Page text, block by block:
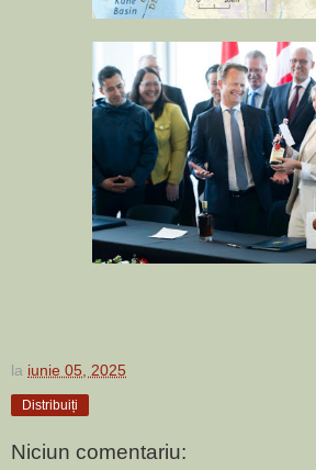
la iunie 05, 2025
Distribuiți
Niciun comentariu: